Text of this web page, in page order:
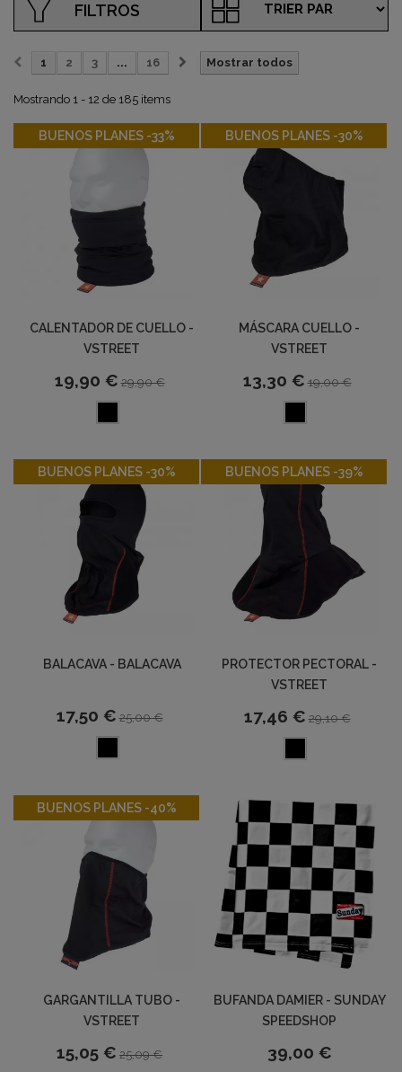
FILTROS
Mostrar todos
1 2 3 ... 16
Mostrando 1 - 12 de 185 items
BUENOS PLANES -33%
CALENTADOR DE CUELLO -
VSTREET
19,90 € 29,90 €
-33% BUENOS PLANES -30%
MÁSCARA CUELLO -
VSTREET
13,30 € 19,00 €
-30%
BUENOS PLANES -30%
BALACAVA - BALACAVA
17,50 € 25,00 €
-30% BUENOS PLANES -39%
PROTECTOR PECTORAL -
VSTREET
17,46 € 29,10 €
-40%
BUENOS PLANES -40%
GARGANTILLA TUBO -
VSTREET
15,05 € 25,09 €
-40%
BUFANDA DAMIER - SUNDAY
SPEEDSHOP
39,00 €